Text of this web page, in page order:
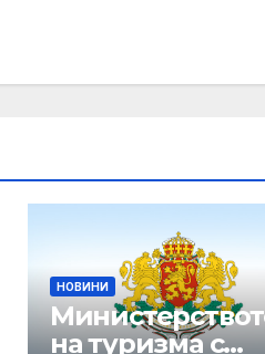
НОВИНИ
на туризма с